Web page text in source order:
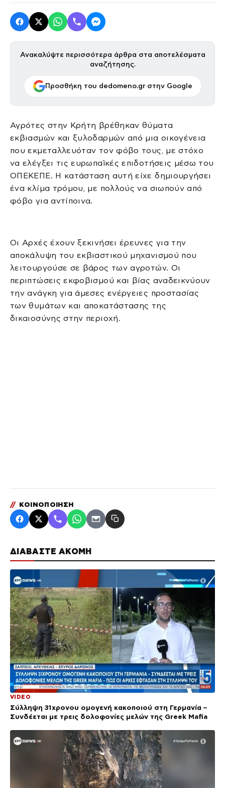
ΔΙΑΒΑΣΤΕ ΑΚΟΜΗ
VIDEO
Σύλληψη 31χρονου ομογενή κακοποιού στη Γερμανία –
Συνδέεται με τρεις δολοφονίες μελών της Greek Mafia
Ανακαλύψτε περισσότερα άρθρα στα αποτελέσματα
αναζήτησης.
Προσθήκη του dedomeno.gr στην Google
Αγρότες στην Κρήτη βρέθηκαν θύματα
εκβιασμών και ξυλοδαρμών από μια οικογένεια
που εκμεταλλευόταν τον φόβο τους, με στόχο
να ελέγξει τις ευρωπαϊκές επιδοτήσεις μέσω του
ΟΠΕΚΕΠΕ. Η κατάσταση αυτή είχε δημιουργήσει
ένα κλίμα τρόμου, με πολλούς να σιωπούν από
φόβο για αντίποινα.
Οι Αρχές έχουν ξεκινήσει έρευνες για την
αποκάλυψη του εκβιαστικού μηχανισμού που
λειτουργούσε σε βάρος των αγροτών. Οι
περιπτώσεις εκφοβισμού και βίας αναδεικνύουν
την ανάγκη για άμεσες ενέργειες προστασίας
των θυμάτων και αποκατάστασης της
δικαιοσύνης στην περιοχή.
// ΚΟΙΝΟΠΟΙΗΣΗ